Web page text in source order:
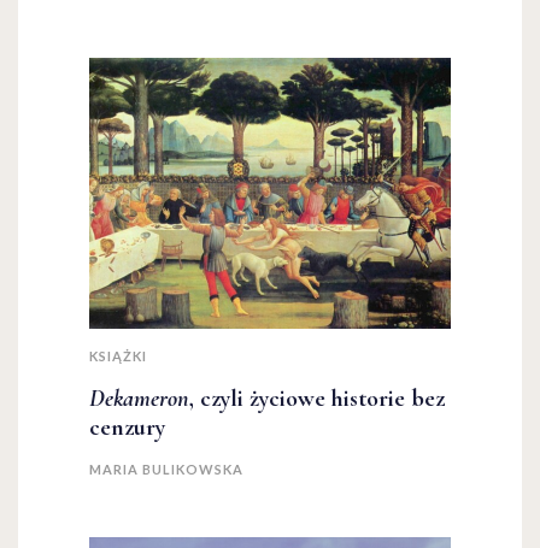
KSIĄŻKI
Dekameron, czyli życiowe historie bez
cenzury
MARIA BULIKOWSKA